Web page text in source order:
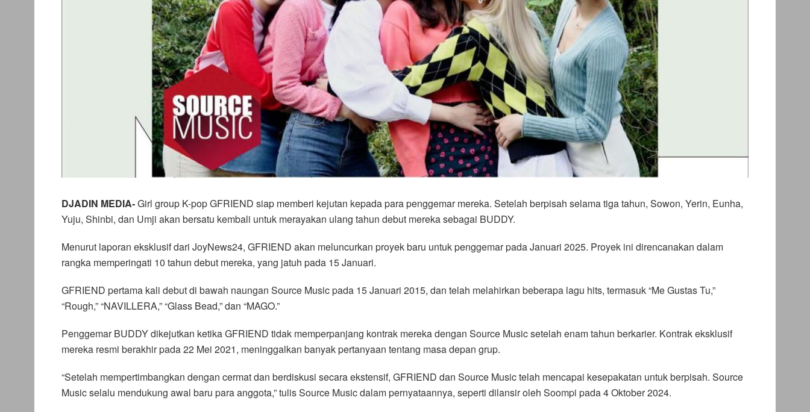
DJADIN MEDIA-Girl group K-pop GFRIEND siap memberi kejutan kepada para penggemar mereka. Setelah berpisah selama tiga tahun, Sowon, Yerin, Eunha,
Yuju, Shinbi, dan Umji akan bersatu kembali untuk merayakan ulang tahun debut mereka sebagai BUDDY.
Menurut laporan eksklusif dari JoyNews24, GFRIEND akan meluncurkan proyek baru untuk penggemar pada Januari 2025. Proyek ini direncanakan dalam
rangka memperingati 10 tahun debut mereka, yang jatuh pada 15 Januari.
GFRIEND pertama kali debut di bawah naungan Source Music pada 15 Januari 2015, dan telah melahirkan beberapa lagu hits, termasuk “Me Gustas Tu,”
“Rough,” “NAVILLERA,” “Glass Bead,” dan “MAGO.”
Penggemar BUDDY dikejutkan ketika GFRIEND tidak memperpanjang kontrak mereka dengan Source Music setelah enam tahun berkarier. Kontrak eksklusif
mereka resmi berakhir pada 22 Mei 2021, meninggalkan banyak pertanyaan tentang masa depan grup.
“Setelah mempertimbangkan dengan cermat dan berdiskusi secara ekstensif, GFRIEND dan Source Music telah mencapai kesepakatan untuk berpisah. Source
Music selalu mendukung awal baru para anggota,” tulis Source Music dalam pernyataannya, seperti dilansir oleh Soompi pada 4 Oktober 2024.